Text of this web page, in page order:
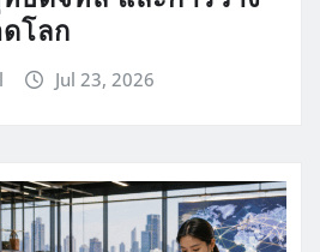
โลก
Jul 23, 2026